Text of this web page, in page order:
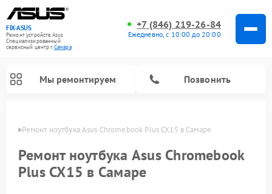
FIX-ASUS
Ремонт устройств Asus
Специализированный
cервисный центр г.Самара
+7 (846) 219-26-84
Ежедневно, с 10:00 до 20:00
Мы ремонтируем Позвонить
Ремонт ноутбука Asus Chromebook Plus CX15 в Самаре
Ремонт ноутбука Asus Chromebook
Plus CX15 в Самаре